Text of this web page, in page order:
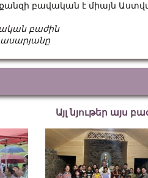
քանզի բավական է միայն
բաժին
Այլ նյութեր այս